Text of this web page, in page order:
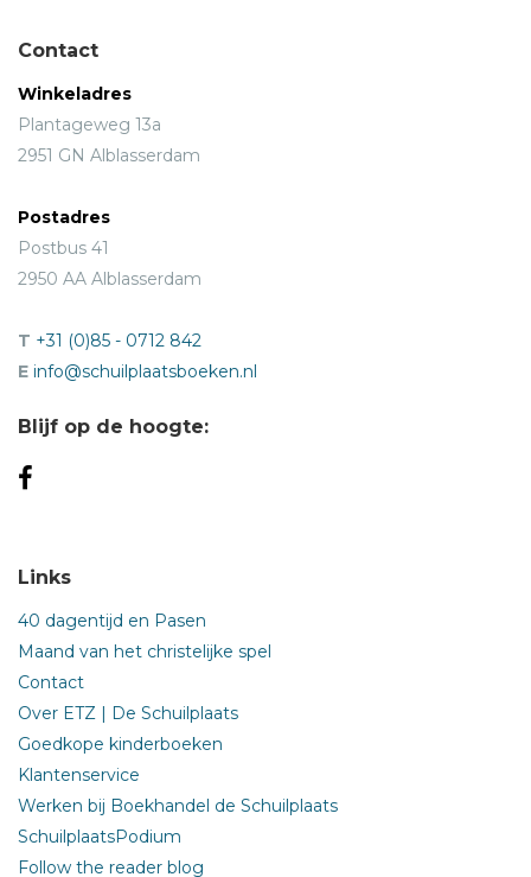
Contact
Winkeladres
Plantageweg 13a
2951 GN Alblasserdam
Postadres
Postbus 41
2950 AA Alblasserdam
T +31 (0)85 - 0712 842
E info@schuilplaatsboeken.nl
Blijf op de hoogte:
Links
40 dagentijd en Pasen
Maand van het christelijke spel
Contact
Over ETZ | De Schuilplaats
Goedkope kinderboeken
Klantenservice
Werken bij Boekhandel de Schuilplaats
SchuilplaatsPodium
Follow the reader blog